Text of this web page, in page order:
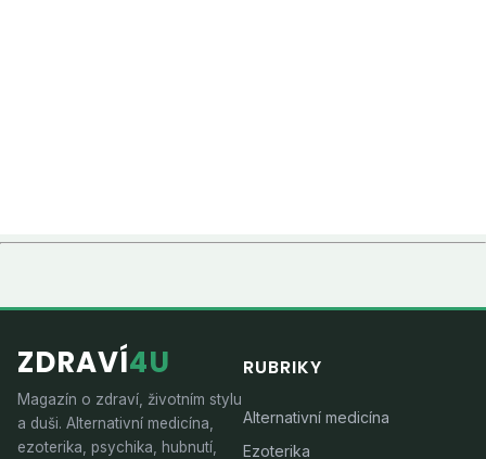
ZDRAVÍ4U
Magazín o zdraví, životním stylu
a duši. Alternativní medicína,
ezoterika, psychika, hubnutí,
RUBRIKY
Alternativní medicína
Ezoterika